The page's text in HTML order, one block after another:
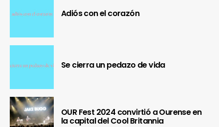
Adiós con el corazón
Se cierra un pedazo de vida
OUR Fest 2024 convirtió a Ourense en
la capital del Cool Britannia